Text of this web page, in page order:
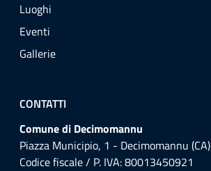
Luoghi
Eventi
Gallerie
CONTATTI
Comune di Decimomannu
Piazza Municipio, 1 - Decimomannu (CA)
Codice fiscale / P. IVA: 80013450921